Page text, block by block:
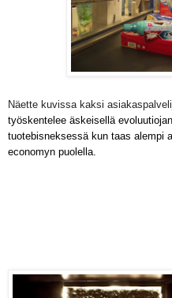
Näette kuvissa kaksi
työskentelee äskeisellä
tuotebisneksessä kun taas alempi
economyn puolella.